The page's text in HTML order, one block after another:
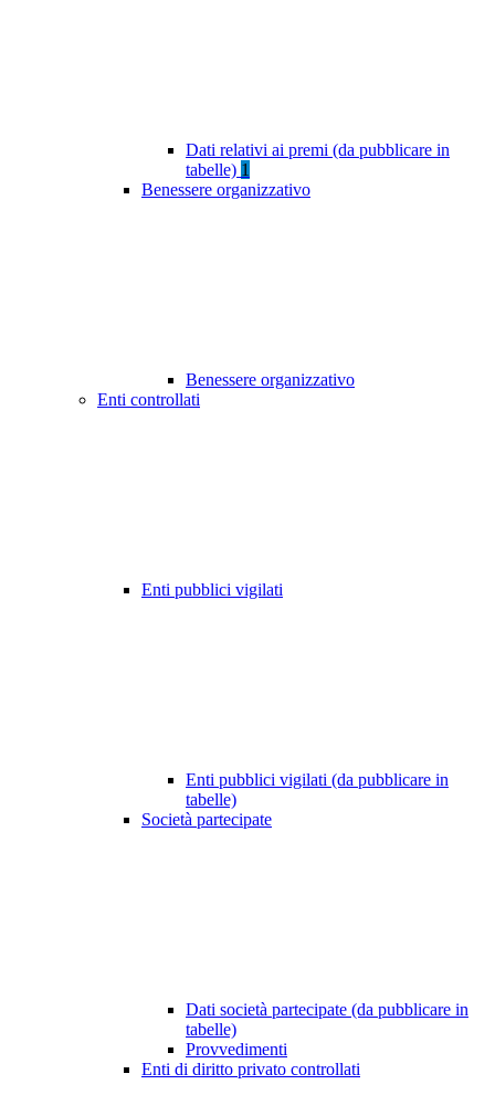
Dati relativi ai premi (da pubblicare in
tabelle) 1
Benessere organizzativo
Benessere organizzativo
Enti controllati
Enti pubblici vigilati
Enti pubblici vigilati (da pubblicare in
tabelle)
Società partecipate
Dati società partecipate (da pubblicare in
tabelle)
Provvedimenti
Enti di diritto privato controllati